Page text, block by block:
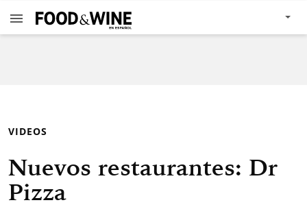
VIDEOS
Nuevos restaurantes: Dr
Pizza